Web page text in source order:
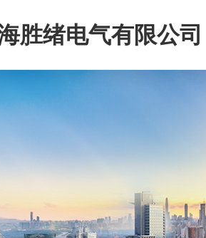
胜绪电气有限公司